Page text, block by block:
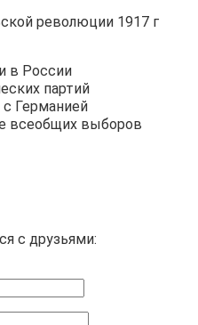
революции 1917 г
в России
партий
Германией
всеобщих выборов
с друзьями: